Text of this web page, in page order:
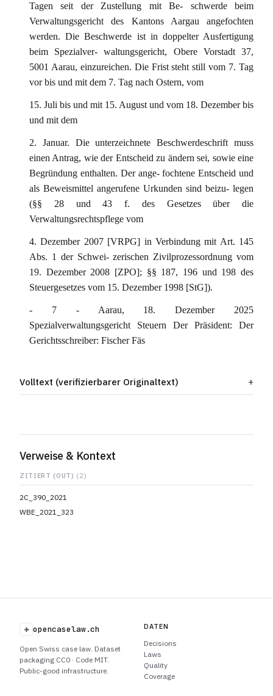
Tagen seit der Zustellung mit Be- schwerde beim
Verwaltungsgericht des Kantons Aargau angefochten
werden. Die Beschwerde ist in doppelter Ausfertigung
beim Spezialver- waltungsgericht, Obere Vorstadt 37,
5001 Aarau, einzureichen. Die Frist steht still vom 7. Tag
vor bis und mit dem 7. Tag nach Ostern, vom
15. Juli bis und mit 15. August und vom 18. Dezember bis
und mit dem
2. Januar. Die unterzeichnete Beschwerdeschrift muss
einen Antrag, wie der Entscheid zu ändern sei, sowie eine
Begründung enthalten. Der ange- fochtene Entscheid und
als Beweismittel angerufene Urkunden sind beizu- legen
(§§ 28 und 43 f. des Gesetzes über die
Verwaltungsrechtspflege vom
4. Dezember 2007 [VRPG] in Verbindung mit Art. 145
Abs. 1 der Schwei- zerischen Zivilprozessordnung vom
19. Dezember 2008 [ZPO]; §§ 187, 196 und 198 des
Steuergesetzes vom 15. Dezember 1998 [StG]).
- 7 - Aarau, 18. Dezember 2025
Spezialverwaltungsgericht Steuern Der Präsident: Der
Gerichtsschreiber: Fischer Fäs
Volltext (verifizierbarer Originaltext)
Verweise & Kontext
ZITIERT (OUT) (2)
2C_390_2021
WBE_2021_323
+ opencaselaw.ch
Open Swiss case law. Dataset
packaging CC0 · Code MIT.
Public-good infrastructure.
DATEN
Decisions
Laws
Quality
Coverage